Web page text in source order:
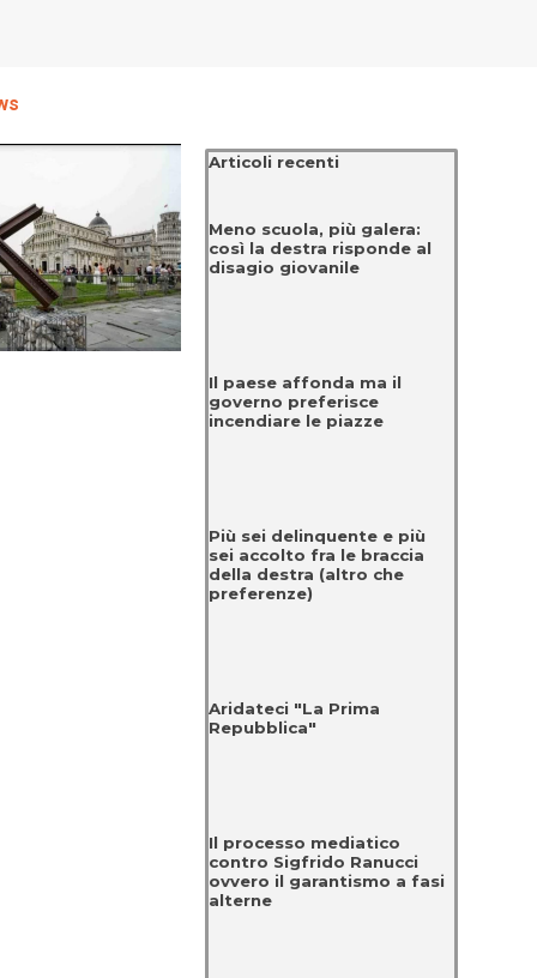
Salta blocco Articoli recenti
Articoli recenti
Meno scuola, più galera:
così la destra risponde al
disagio giovanile
Il paese affonda ma il
governo preferisce
incendiare le piazze
Più sei delinquente e più
sei accolto fra le braccia
della destra (altro che
preferenze)
Aridateci "La Prima
Repubblica"
Il processo mediatico
contro Sigfrido Ranucci
ovvero il garantismo a fasi
alterne